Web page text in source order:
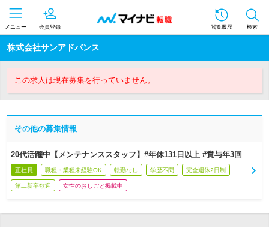
メニュー 会員登録 閲覧履歴 検索
株式会社サンアドバンス
この求人は現在募集を行っていません。
その他の募集情報
20代活躍中【メンテナンススタッフ】#年休131日以上 #賞与年3回
正社員 職種・業種未経験OK 転勤なし 学歴不問 完全週休2日制
第二新卒歓迎 女性のおしごと掲載中